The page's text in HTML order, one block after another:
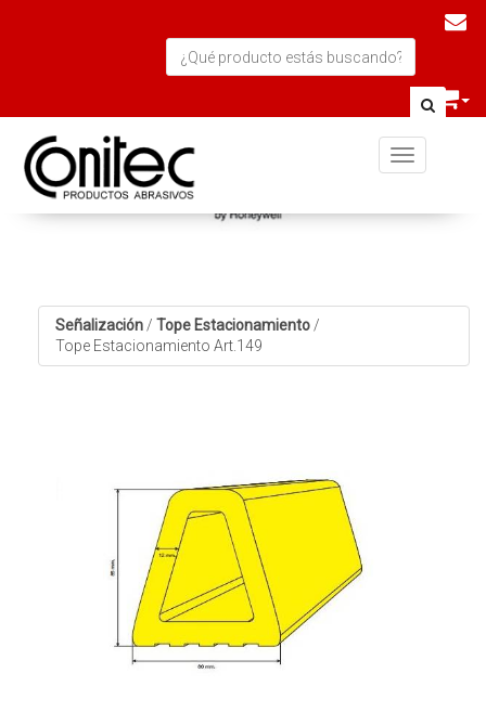
Toggle
Señalización / Tope Estacionamiento /
Tope Estacionamiento Art.149